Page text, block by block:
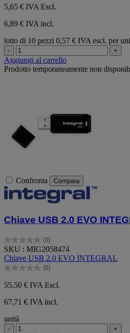
5,65 € IVA Escl.
6,89 € IVA incl.
lotto di 10 pezzi 0,57 € IVA escl. per
- +
Aggiungi al carrello
Prodotto temporaneamente non
Confronta Compara
Chiave USB 2.0 EVO
(0)
0.0
su
5
stelle.
SKU : MIG2058474
Chiave USB 2.0 EVO INTEGRAL
(0)
0.0
su
5
stelle.
55,50 € IVA Escl.
67,71 € IVA incl.
unità
- +